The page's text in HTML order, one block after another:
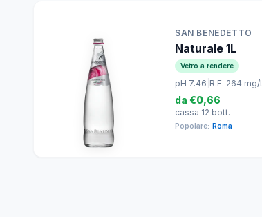
SAN BENEDETTO
Naturale 1L
Vetro a rendere
pH 7.46 R.F. 264 mg/L
da €0,66
cassa 12 bott.
Popolare: Roma